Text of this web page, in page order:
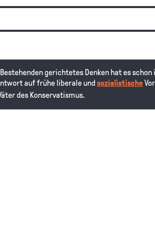
gerichtetes Denken hat es
auf frühe liberale und sozialistische
des Konservatismus.